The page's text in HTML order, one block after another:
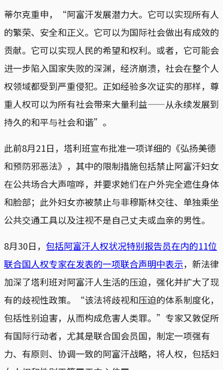
蒂尔克重申，“阿富汗发展潜力大。它可以实现所有人
的繁荣、安全和正义。它可以为国际社会做出有成效的
贡献。它可以实现人民的希望和权利。或者，它可能会
进一步陷入国家失败的深渊，经济崩溃，社会在整个人
权领域都受到严重侵犯。正如经验多次证实的那样，尊
重人权可以为所有社会带来大量利益——从永续发展到
持久的和平与社会和谐”。
此前8月21日，塔利班宣布批准一项详细的《弘扬美德
和预防邪恶法》，其中的限制措施包括禁止阿富汗妇女
在公共场合大声喧哗，并要求她们在户外完全遮住身体
和脸部；此外妇女亦被禁止与非穆斯林交往、单独乘坐
公共交通工具以及注视不是自己丈夫或血亲的男性。
8月30日， 包括阿富汗人权状况特别报告员在内的11位
联合国人权专家在发表的一项联合声明中表示，新法律
加深了塔利班对阿富汗人生活的压迫，强化并扩大了现
有的歧视性政策。“该法将歧视和压迫的体系制度化，
包括性别迫害，从而构成危害人类罪。”专家又敦促所
有国际行动者，尤其是联合国会员国，制定一项强有
力、有原则、协调一致的阿富汗战略，将人权，包括妇